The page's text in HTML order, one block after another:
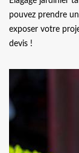
pouvez prendre
exposer votre
devis !